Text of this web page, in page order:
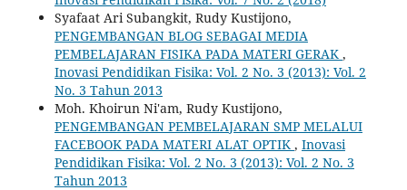
Syafaat Ari Subangkit, Rudy Kustijono,
PENGEMBANGAN BLOG SEBAGAI MEDIA
PEMBELAJARAN FISIKA PADA MATERI GERAK ,
Inovasi Pendidikan Fisika: Vol. 2 No. 3 (2013): Vol. 2
No. 3 Tahun 2013
Moh. Khoirun Ni'am, Rudy Kustijono,
PENGEMBANGAN PEMBELAJARAN SMP MELALUI
FACEBOOK PADA MATERI ALAT OPTIK , Inovasi
Pendidikan Fisika: Vol. 2 No. 3 (2013): Vol. 2 No. 3
Tahun 2013